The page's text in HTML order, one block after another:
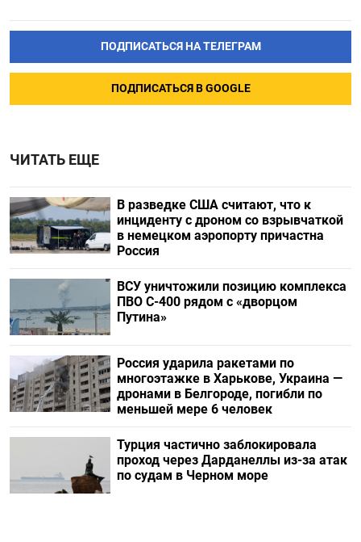
ПОДПИСАТЬСЯ НА ТЕЛЕГРАМ
ПОДПИСАТЬСЯ В GOOGLE
ЧИТАТЬ ЕЩЕ
В разведке США считают, что к
инциденту с дроном со взрывчаткой
в немецком аэропорту причастна
Россия
ВСУ уничтожили позицию комплекса
ПВО С-400 рядом с «дворцом
Путина»
Россия ударила ракетами по
многоэтажке в Харькове, Украина —
дронами в Белгороде, погибли по
меньшей мере 6 человек
Турция частично заблокировала
проход через Дарданеллы из-за атак
по судам в Черном море